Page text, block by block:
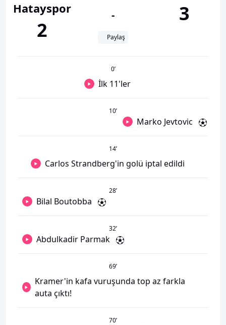
Hatayspor
2
-
Paylaş
3
0’
İlk 11'ler
10’
Marko Jevtovic
14’
Carlos Strandberg'in golü iptal edildi
28’
Bilal Boutobba
32’
Abdulkadir Parmak
69’
Kramer'in kafa vuruşunda top az farkla
auta çıktı!
70’